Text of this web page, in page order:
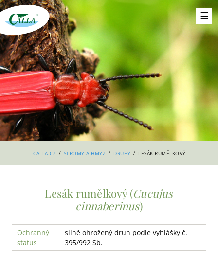
CALLA.CZ / STROMY A HMYZ / DRUHY / LESÁK RUMĚLKOVÝ
Lesák rumělkový (Cucujus
cinnaberinus)
Ochranný
status
silně ohrožený druh podle vyhlášky č.
395/992 Sb.